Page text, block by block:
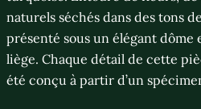
naturels séchés dans des tons
présenté sous un élégant dôme
liège. Chaque détail de cette
été conçu à partir d’un